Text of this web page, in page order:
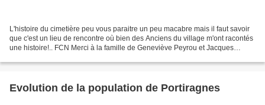
L'histoire du cimetière peu vous paraitre un peu macabre mais il faut savoir
que c'est un lieu de rencontre où bien des Anciens du village m'ont racontés
une histoire!.. FCN Merci à la famille de Geneviève Peyrou et Jacques
Evolution de la population de Portiragnes